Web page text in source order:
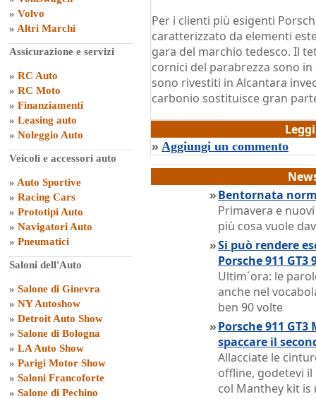
» Volvo
» Altri Marchi
Assicurazione e servizi
» RC Auto
» RC Moto
» Finanziamenti
» Leasing auto
» Noleggio Auto
Veicoli e accessori auto
» Auto Sportive
» Racing Cars
» Prototipi Auto
» Navigatori Auto
» Pneumatici
Saloni dell'Auto
» Salone di Ginevra
» NY Autoshow
» Detroit Auto Show
» Salone di Bologna
» LA Auto Show
» Parigi Motor Show
» Saloni Francoforte
» Salone di Pechino
Per i clienti più esigenti
caratterizzato da elementi
gara del marchio tedesco. Il
cornici del parabrezza sono
sono rivestiti in Alcantara
carbonio sostituisce gran
» Aggiungi un commento
»Bentornata
Primavera e
più cosa vuole
»Si può rendere
Porsche 911 GT3
Ultim´ora: le
anche nel
ben 90 volte
»Porsche 911
spaccare il
Allacciate le
offline, godetevi il
col Manthey kit